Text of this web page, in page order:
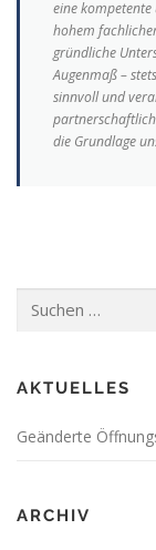
eine
hohem
gründliche
Augenmaß –
sinnvoll und
die Grundlage
nach:
AKTUELLES
Geänderte
ARCHIV